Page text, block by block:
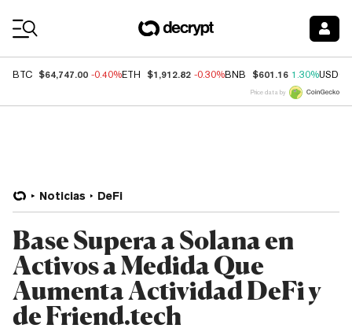
BTC $64,747.00 -0.40%ETH $1,912.82 -0.30%BNB $601.16 1.30%USDC
Price data by
Noticias DeFi
Base Supera a Solana en
Activos a Medida Que
Aumenta Actividad DeFi y
de Friend.tech